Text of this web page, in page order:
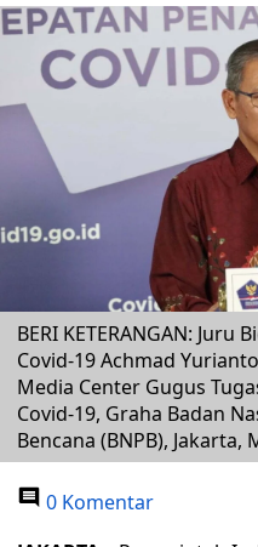
BERI KETERANGAN:
Covid-19 Achmad
Media Center Gugus
Covid-19, Graha Badan
Bencana (BNPB), Jakarta,
0 Komentar